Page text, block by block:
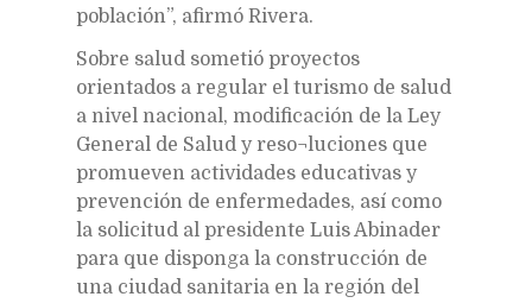
población”, afirmó Rivera.
Sobre salud sometió proyectos
orientados a regular el turismo de salud
a nivel nacional, modificación de la Ley
General de Salud y reso¬luciones que
promueven actividades educativas y
prevención de enfermedades, así como
la solicitud al presidente Luis Abinader
para que disponga la construcción de
una ciudad sanitaria en la región del